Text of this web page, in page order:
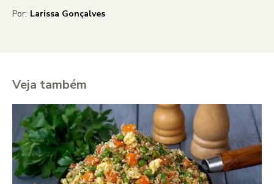
Por: Larissa Gonçalves
Veja também